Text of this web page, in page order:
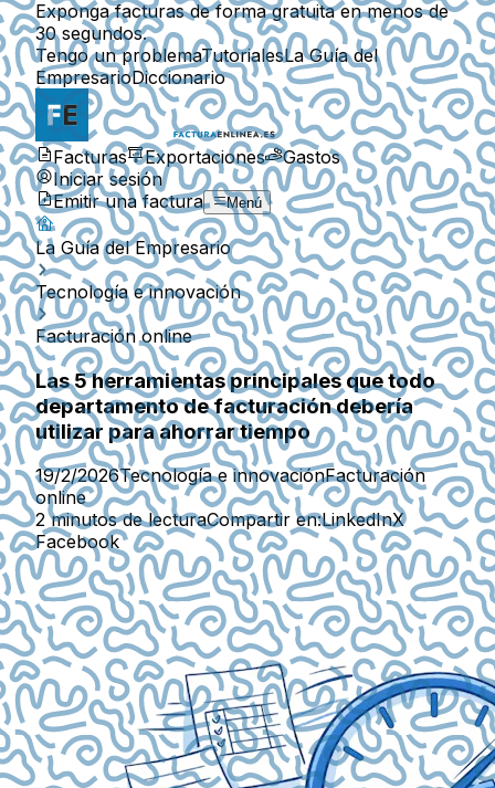
Exponga facturas de forma gratuita en menos de
30 segundos.
Tengo un problemaTutorialesLa Guía del
EmpresarioDiccionario
Facturas Exportaciones
Gastos
Iniciar sesión
Emitir una factura
Menú
La Guía del Empresario
Tecnología e innovación
Facturación online
Las 5 herramientas principales que todo
departamento de facturación debería
utilizar para ahorrar tiempo
19/2/2026Tecnología e innovaciónFacturación
online
2 minutos de lecturaCompartir en:LinkedInX
Facebook